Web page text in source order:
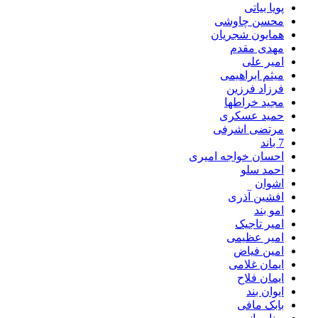
پویا بیاتی
محسن چاوشی
همایون شجریان
مهدی مقدم
امیر علی
میثم ابراهیمی
فرزاد فرزین
مجید خراطها
حمید عسکری
مرتضی اشرفی
7 باند
احسان خواجه امیری
احمد سلو
اشوان
افشین آذری
امو بند
امیر تاجیک
امیر عظیمی
امین فیاض
ایمان غلامی
ایمان فلاح
ایوان بند
بابک مافی